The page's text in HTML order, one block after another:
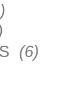
(6)